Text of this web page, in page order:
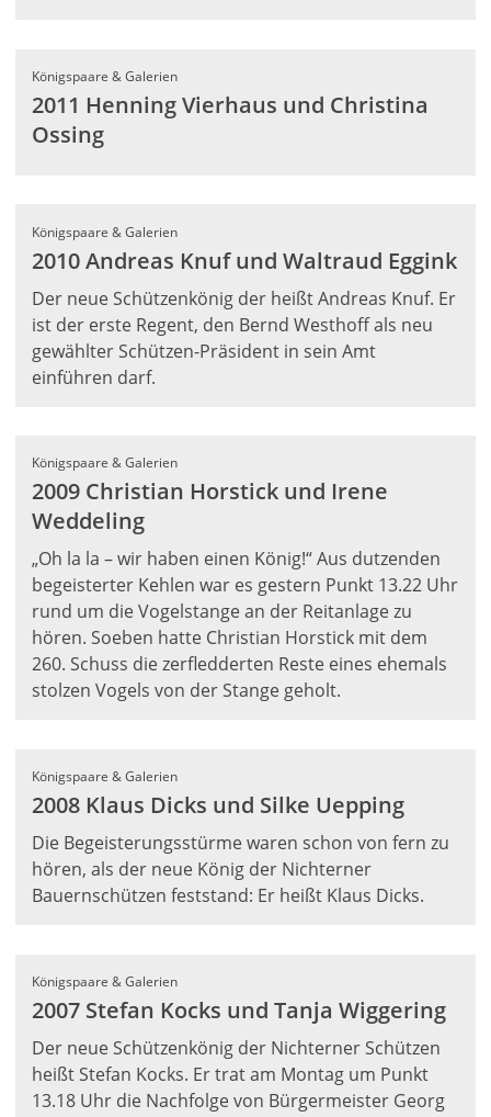
Königspaare & Galerien
2011 Henning Vierhaus und Christina
Ossing
Königspaare & Galerien
2010 Andreas Knuf und Waltraud Eggink
Der neue Schützenkönig der heißt Andreas Knuf. Er
ist der erste Regent, den Bernd Westhoff als neu
gewählter Schützen-Präsident in sein Amt
einführen darf.
Königspaare & Galerien
2009 Christian Horstick und Irene
Weddeling
„Oh la la – wir haben einen König!“ Aus dutzenden
begeisterter Kehlen war es gestern Punkt 13.22 Uhr
rund um die Vogelstange an der Reitanlage zu
hören. Soeben hatte Christian Horstick mit dem
260. Schuss die zerfledderten Reste eines ehemals
stolzen Vogels von der Stange geholt.
Königspaare & Galerien
2008 Klaus Dicks und Silke Uepping
Die Begeisterungsstürme waren schon von fern zu
hören, als der neue König der Nichterner
Bauernschützen feststand: Er heißt Klaus Dicks.
Königspaare & Galerien
2007 Stefan Kocks und Tanja Wiggering
Der neue Schützenkönig der Nichterner Schützen
heißt Stefan Kocks. Er trat am Montag um Punkt
13.18 Uhr die Nachfolge von Bürgermeister Georg